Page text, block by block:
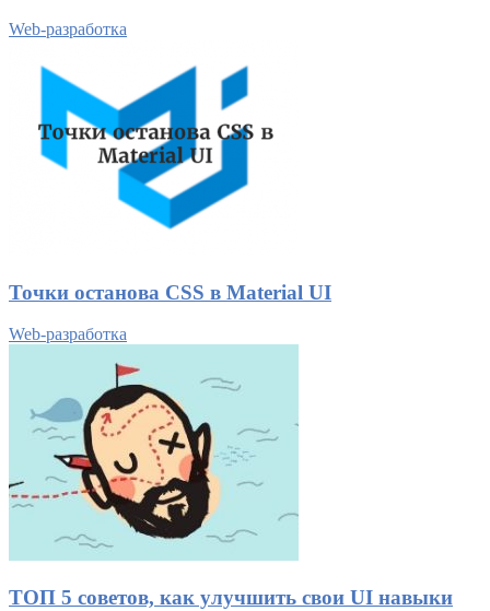
Web-разработка
Точки останова CSS в Material UI
Web-разработка
ТОП 5 советов, как улучшить свои UI навыки